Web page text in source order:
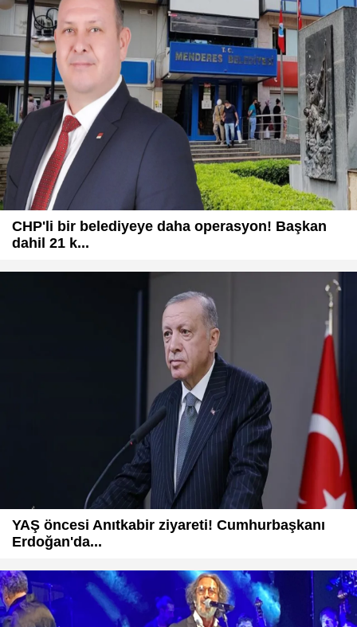
CHP'li bir belediyeye daha operasyon! Başkan
dahil 21 k...
YAŞ öncesi Anıtkabir ziyareti! Cumhurbaşkanı
Erdoğan'da...